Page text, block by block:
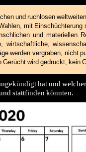
und ruchlosen
mit
und materiellen
wirtschaftliche,
werden vergraben, nicht
wird gedruckt, kein
hat und
stattfinden könnten.